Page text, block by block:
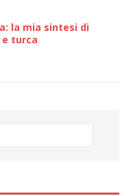
la mia sintesi di
turca